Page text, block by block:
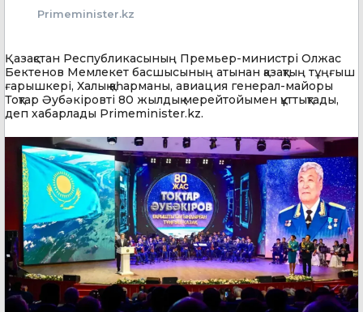
Primeminister.kz
Қазақстан Республикасының Премьер-министрі Олжас
Бектенов Мемлекет басшысының атынан қазақтың тұңғыш
ғарышкері, Халық қаһарманы, авиация генерал-майоры
Тоқтар Әубәкіровті 80 жылдық мерейтойымен құттықтады,
деп хабарлады Primeminister.kz.